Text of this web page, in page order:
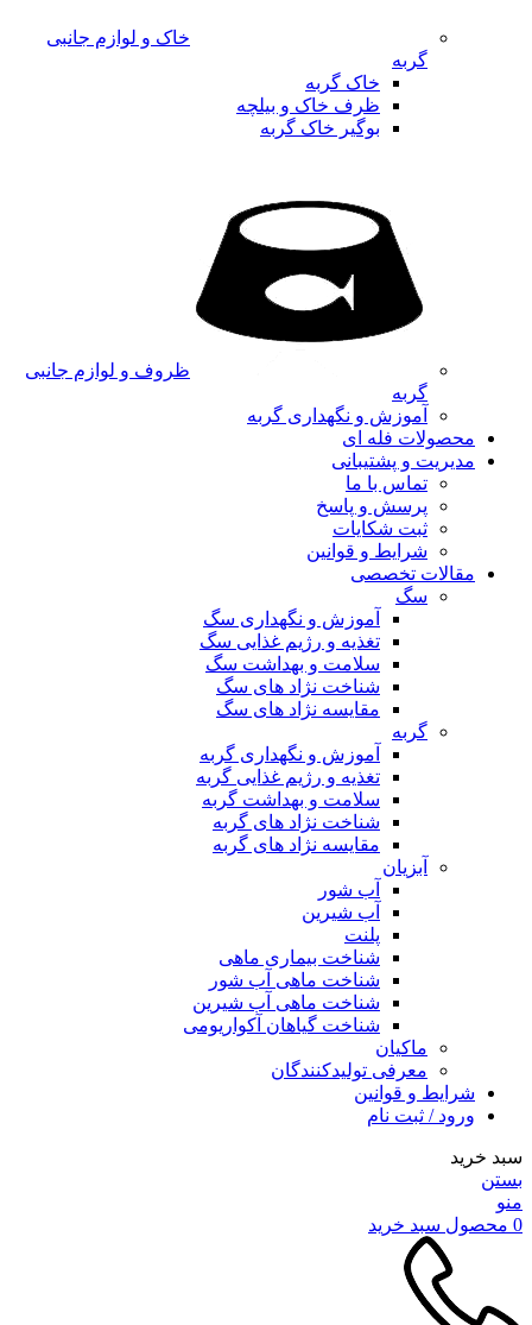
خاک و لوازم جانبی
گربه
خاک گربه
ظرف خاک و بیلچه
بوگیر خاک گربه
ظروف و لوازم جانبی
گربه
آموزش و نگهداری گربه
محصولات فله ای
مدیریت و پشتیبانی
تماس با ما
پرسش و پاسخ
ثبت شکایات
شرایط و قوانین
مقالات تخصصی
سگ
آموزش و نگهداری سگ
تغذیه و رژیم غذایی سگ
سلامت و بهداشت سگ
شناخت نژاد های سگ
مقایسه نژاد های سگ
گربه
آموزش و نگهداری گربه
تغذیه و رژیم غذایی گربه
سلامت و بهداشت گربه
شناخت نژاد های گربه
مقایسه نژاد های گربه
آبزیان
آب شور
آب شیرین
پلنت
شناخت بیماری ماهی
شناخت ماهی آب شور
شناخت ماهی آب شیرین
شناخت گیاهان آکواریومی
ماکیان
معرفی تولیدکنندگان
شرایط و قوانین
ورود / ثبت نام
سبد خرید
بستن
منو
0 محصول سبد خرید